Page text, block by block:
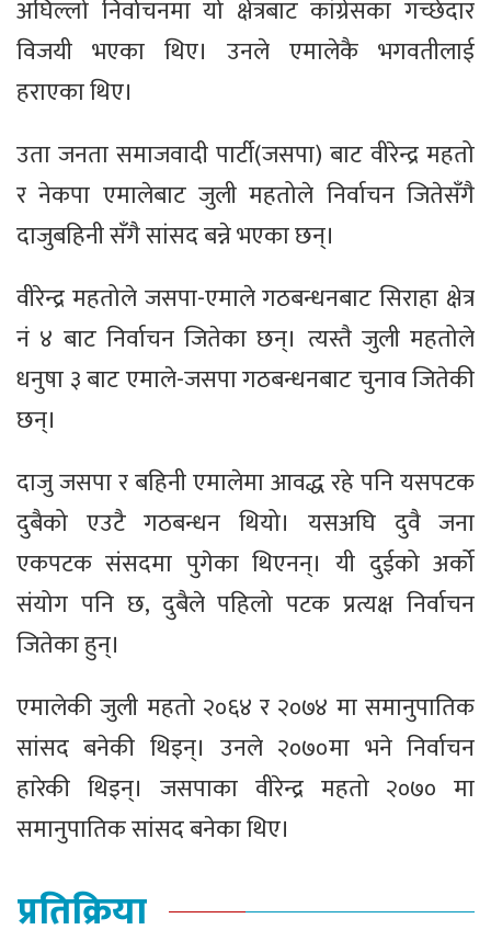
अघिल्लो निर्वाचनमा यो क्षेत्रबाट कांग्रेसका गच्छेदार
विजयी भएका थिए। उनले एमालेकै भगवतीलाई
हराएका थिए।
उता जनता समाजवादी पार्टी(जसपा) बाट वीरेन्द्र महतो
र नेकपा एमालेबाट जुली महतोले निर्वाचन जितेसँगै
दाजुबहिनी सँगै सांसद बन्ने भएका छन्।
वीरेन्द्र महतोले जसपा-एमाले गठबन्धनबाट सिराहा क्षेत्र
नं ४ बाट निर्वाचन जितेका छन्। त्यस्तै जुली महतोले
धनुषा ३ बाट एमाले-जसपा गठबन्धनबाट चुनाव जितेकी
छन्।
दाजु जसपा र बहिनी एमालेमा आवद्ध रहे पनि यसपटक
दुबैको एउटै गठबन्धन थियो। यसअघि दुवै जना
एकपटक संसदमा पुगेका थिएनन्। यी दुईको अर्को
संयोग पनि छ, दुबैले पहिलो पटक प्रत्यक्ष निर्वाचन
जितेका हुन्।
एमालेकी जुली महतो २०६४ र २०७४ मा समानुपातिक
सांसद बनेकी थिइन्। उनले २०७०मा भने निर्वाचन
हारेकी थिइन्। जसपाका वीरेन्द्र महतो २०७० मा
समानुपातिक सांसद बनेका थिए।
प्रतिक्रिया